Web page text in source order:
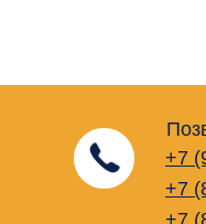
+7
+7
+7